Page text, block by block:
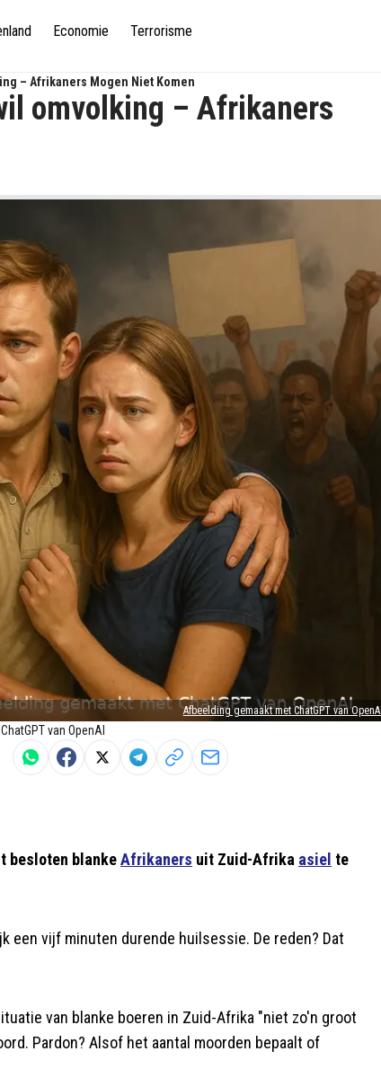
Economie Terrorisme
– Afrikaners Mogen Niet Komen
Afbeelding gemaakt met ChatGPT van OpenAI
van OpenAI
omvolking – Afrikaners
besloten blankeAfrikaners uit Zuid-Afrika asiel te
een vijf minuten durende huilsessie. De reden? Dat
van blanke boeren in Zuid-Afrika "niet zo'n groot
Pardon? Alsof het aantal moorden bepaalt of